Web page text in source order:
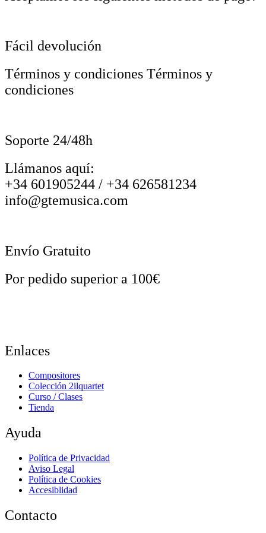
Fácil devolución
Términos y condiciones Términos y
condiciones
Soporte 24/48h
Llámanos aquí:
+34 601905244 / +34 626581234
info@gtemusica.com
Envío Gratuito
Por pedido superior a 100€
Enlaces
Compositores
Colección 2ilquartet
Curso / Clases
Tienda
Ayuda
Política de Privacidad
Aviso Legal
Política de Cookies
Accesiblidad
Contacto